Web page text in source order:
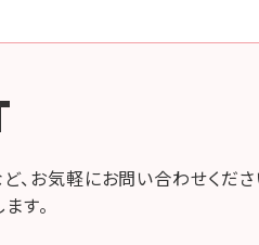
、お気軽にお問い合わせくださ
す。